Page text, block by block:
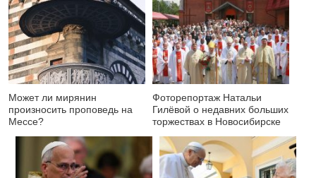
Может ли мирянин
произносить проповедь на
Мессе?
Фоторепортаж Натальи
Гилёвой о недавних больших
торжествах в Новосибирске